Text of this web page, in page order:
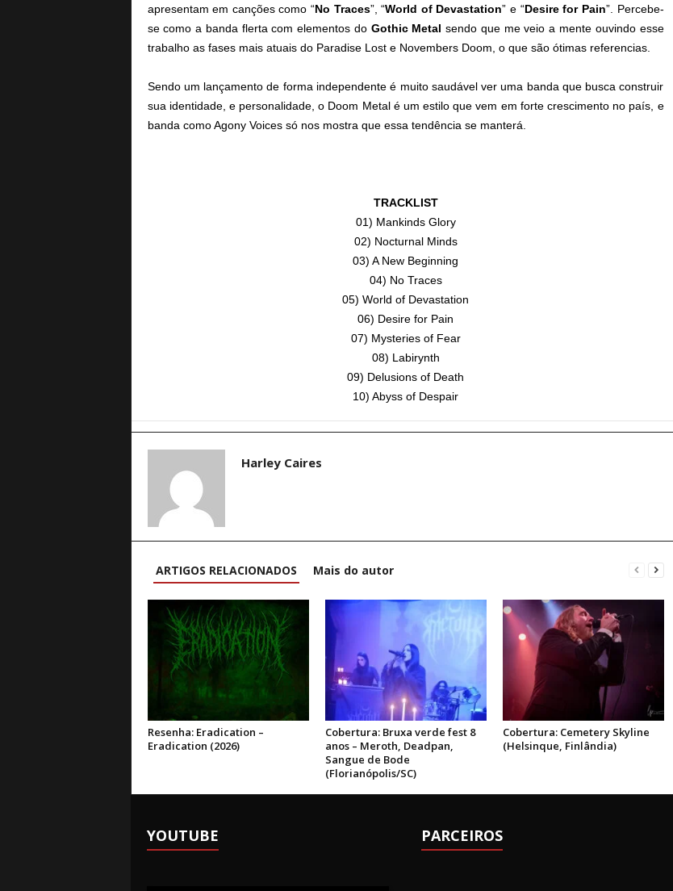
apresentam em canções como “No Traces”, “World of Devastation” e “Desire for Pain”. Percebe-
se como a banda flerta com elementos do Gothic Metal sendo que me veio a mente ouvindo esse
trabalho as fases mais atuais do Paradise Lost e Novembers Doom, o que são ótimas referencias.
Sendo um lançamento de forma independente é muito saudável ver uma banda que busca construir
sua identidade, e personalidade, o Doom Metal é um estilo que vem em forte crescimento no país, e
banda como Agony Voices só nos mostra que essa tendência se manterá.
TRACKLIST
01) Mankinds Glory
02) Nocturnal Minds
03) A New Beginning
04) No Traces
05) World of Devastation
06) Desire for Pain
07) Mysteries of Fear
08) Labirynth
09) Delusions of Death
10) Abyss of Despair
Harley Caires
ARTIGOS RELACIONADOS Mais do autor
Resenha: Eradication –
Eradication (2026)
Cobertura: Bruxa verde fest 8
anos – Meroth, Deadpan,
Sangue de Bode
(Florianópolis/SC)
Cobertura: Cemetery Skyline
(Helsinque, Finlândia)
YOUTUBE PARCEIROS